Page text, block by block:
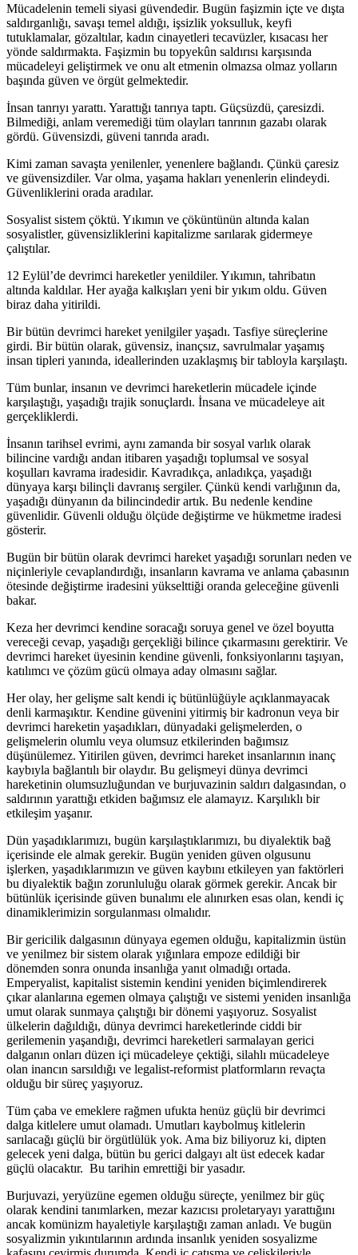
Mücadelenin temeli siyasi güvendedir. Bugün faşizmin içte ve dışta
saldırganlığı, savaşı temel aldığı, işsizlik yoksulluk, keyfi
tutuklamalar, gözaltılar, kadın cinayetleri tecavüzler, kısacası her
yönde saldırmakta. Faşizmin bu topyekûn saldırısı karşısında
mücadeleyi geliştirmek ve onu alt etmenin olmazsa olmaz yolların
başında güven ve örgüt gelmektedir.
İnsan tanrıyı yarattı. Yarattığı tanrıya taptı. Güçsüzdü, çaresizdi.
Bilmediği, anlam veremediği tüm olayları tanrının gazabı olarak
gördü. Güvensizdi, güveni tanrıda aradı.
Kimi zaman savaşta yenilenler, yenenlere bağlandı. Çünkü çaresiz
ve güvensizdiler. Var olma, yaşama hakları yenenlerin elindeydi.
Güvenliklerini orada aradılar.
Sosyalist sistem çöktü. Yıkımın ve çöküntünün altında kalan
sosyalistler, güvensizliklerini kapitalizme sarılarak gidermeye
çalıştılar.
12 Eylül’de devrimci hareketler yenildiler. Yıkımın, tahribatın
altında kaldılar. Her ayağa kalkışları yeni bir yıkım oldu. Güven
biraz daha yitirildi.
Bir bütün devrimci hareket yenilgiler yaşadı. Tasfiye süreçlerine
girdi. Bir bütün olarak, güvensiz, inançsız, savrulmalar yaşamış
insan tipleri yanında, ideallerinden uzaklaşmış bir tabloyla karşılaştı.
Tüm bunlar, insanın ve devrimci hareketlerin mücadele içinde
karşılaştığı, yaşadığı trajik sonuçlardı. İnsana ve mücadeleye ait
gerçekliklerdi.
İnsanın tarihsel evrimi, aynı zamanda bir sosyal varlık olarak
bilincine vardığı andan itibaren yaşadığı toplumsal ve sosyal
koşulları kavrama iradesidir. Kavradıkça, anladıkça, yaşadığı
dünyaya karşı bilinçli davranış sergiler. Çünkü kendi varlığının da,
yaşadığı dünyanın da bilincindedir artık. Bu nedenle kendine
güvenlidir. Güvenli olduğu ölçüde değiştirme ve hükmetme iradesi
gösterir.
Bugün bir bütün olarak devrimci hareket yaşadığı sorunları neden ve
niçinleriyle cevaplandırdığı, insanların kavrama ve anlama çabasının
ötesinde değiştirme iradesini yükselttiği oranda geleceğine güvenli
bakar.
Keza her devrimci kendine soracağı soruya genel ve özel boyutta
vereceği cevap, yaşadığı gerçekliği bilince çıkarmasını gerektirir. Ve
devrimci hareket üyesinin kendine güvenli, fonksiyonlarını taşıyan,
katılımcı ve çözüm gücü olmaya aday olmasını sağlar.
Her olay, her gelişme salt kendi iç bütünlüğüyle açıklanmayacak
denli karmaşıktır. Kendine güvenini yitirmiş bir kadronun veya bir
devrimci hareketin yaşadıkları, dünyadaki gelişmelerden, o
gelişmelerin olumlu veya olumsuz etkilerinden bağımsız
düşünülemez. Yitirilen güven, devrimci hareket insanlarının inanç
kaybıyla bağlantılı bir olaydır. Bu gelişmeyi dünya devrimci
hareketinin olumsuzluğundan ve burjuvazinin saldırı dalgasından, o
saldırının yarattığı etkiden bağımsız ele alamayız. Karşılıklı bir
etkileşim yaşanır.
Dün yaşadıklarımızı, bugün karşılaştıklarımızı, bu diyalektik bağ
içerisinde ele almak gerekir. Bugün yeniden güven olgusunu
işlerken, yaşadıklarımızın ve güven kaybını etkileyen yan faktörleri
bu diyalektik bağın zorunluluğu olarak görmek gerekir. Ancak bir
bütünlük içerisinde güven bunalımı ele alınırken esas olan, kendi iç
dinamiklerimizin sorgulanması olmalıdır.
Bir gericilik dalgasının dünyaya egemen olduğu, kapitalizmin üstün
ve yenilmez bir sistem olarak yığınlara empoze edildiği bir
dönemden sonra onunda insanlığa yanıt olmadığı ortada.
Emperyalist, kapitalist sistemin kendini yeniden biçimlendirerek
çıkar alanlarına egemen olmaya çalıştığı ve sistemi yeniden insanlığa
umut olarak sunmaya çalıştığı bir dönemi yaşıyoruz. Sosyalist
ülkelerin dağıldığı, dünya devrimci hareketlerinde ciddi bir
gerilemenin yaşandığı, devrimci hareketleri sarmalayan gerici
dalganın onları düzen içi mücadeleye çektiği, silahlı mücadeleye
olan inancın sarsıldığı ve legalist-reformist platformların revaçta
olduğu bir süreç yaşıyoruz.
Tüm çaba ve emeklere rağmen ufukta henüz güçlü bir devrimci
dalga kitlelere umut olamadı. Umutları kaybolmuş kitlelerin
sarılacağı güçlü bir örgütlülük yok. Ama biz biliyoruz ki, dipten
gelecek yeni dalga, bütün bu gerici dalgayı alt üst edecek kadar
güçlü olacaktır. Bu tarihin emrettiği bir yasadır.
Burjuvazi, yeryüzüne egemen olduğu süreçte, yenilmez bir güç
olarak kendini tanımlarken, mezar kazıcısı proletaryayı yarattığını
ancak komünizm hayaletiyle karşılaştığı zaman anladı. Ve bugün
sosyalizmin yıkıntılarının ardında insanlık yeniden sosyalizme